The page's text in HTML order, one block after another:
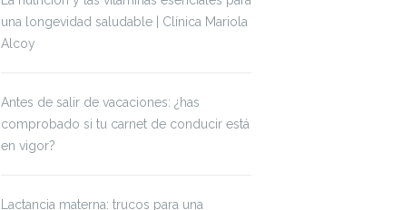
una longevidad saludable | Clínica Mariola
Alcoy
Antes de salir de vacaciones: ¿has
comprobado si tu carnet de conducir está
en vigor?
Lactancia materna: trucos para una